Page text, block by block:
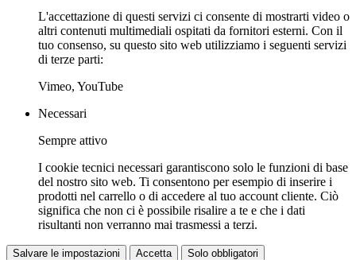
L'accettazione di questi servizi ci consente di mostrarti video o
altri contenuti multimediali ospitati da fornitori esterni. Con il
tuo consenso, su questo sito web utilizziamo i seguenti servizi
di terze parti:
Vimeo, YouTube
Necessari
Sempre attivo
I cookie tecnici necessari garantiscono solo le funzioni di base
del nostro sito web. Ti consentono per esempio di inserire i
prodotti nel carrello o di accedere al tuo account cliente. Ciò
significa che non ci è possibile risalire a te e che i dati
risultanti non verranno mai trasmessi a terzi.
Salvare le impostazioni Accetta Solo obbligatori